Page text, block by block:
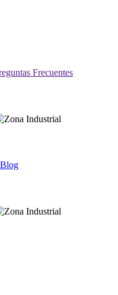
Frecuentes
Blog